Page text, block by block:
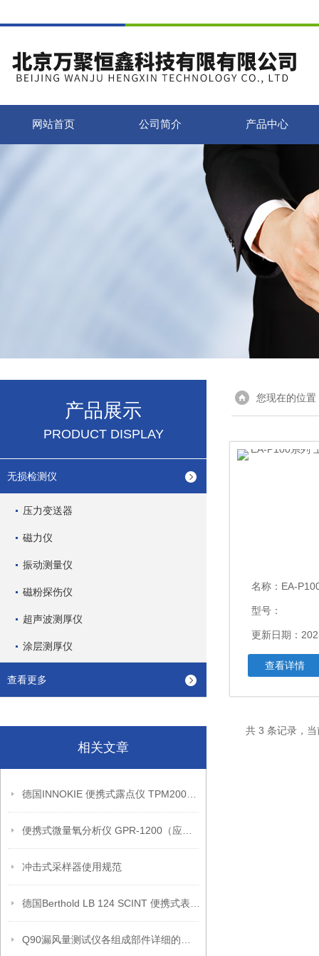
网站首页 公司简介 产品中心
产品展示
PRODUCT DISPLAY
无损检测仪
压力变送器
磁力仪
振动测量仪
磁粉探伤仪
超声波测厚仪
涂层测厚仪
查看更多
相关文章
冲击式采样器使用规范
您现在的位置
名称： EA-P100系
型号：
更新日期：
查看详情
共 3 条记录，